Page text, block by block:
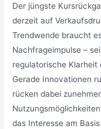
Der jüngste
derzeit auf
Trendwende braucht
Nachfrageimpulse –
regulatorische Klarheit
Gerade Innovationen
rücken dabei
das Interesse am